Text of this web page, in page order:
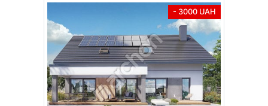
- 3000 UAH